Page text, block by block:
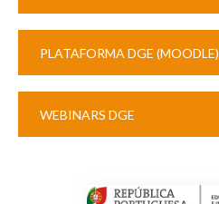
PLATAFORMA DGE (MOODLE)
WEBINARS DGE